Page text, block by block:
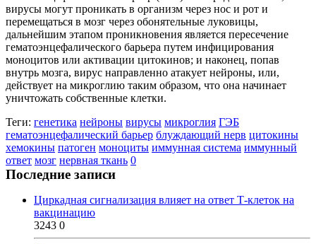
вирусы могут проникать в организм через нос и рот и
перемещаться в мозг через обонятельные луковицы,
дальнейшим этапом проникновения является пересечение
гематоэнцефалического барьера путем инфицирования
моноцитов или активации цитокинов; и наконец, попав
внутрь мозга, вирус направленно атакует нейроны, или,
действует на микроглию таким образом, что она начинает
уничтожать собственные клетки.
Теги: генетика нейроны вирусы микроглия ГЭБ
гематоэнцефалический барьер блуждающий нерв цитокины
хемокины патоген моноциты иммунная система иммунный
ответ мозг нервная ткань 0
Последние записи
Циркадная сигнализация влияет на ответ Т-клеток на
вакцинацию
3243 0